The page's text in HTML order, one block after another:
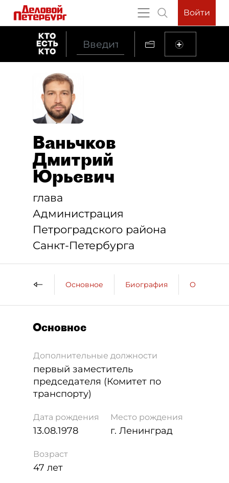
Войти
Ваньчков
Дмитрий
Юрьевич
глава
Администрация
Петроградского района
Санкт-Петербурга
Основное Биография
Основное
Дополнительные должности
первый заместитель
председателя (Комитет по
транспорту)
Дата рождения
13.08.1978
Место рождения
г. Ленинград
Возраст
47 лет